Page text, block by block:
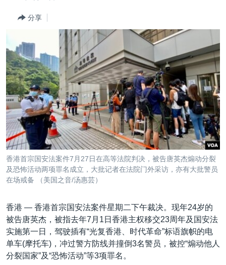
跳
转
到
检
索
最新国际新闻
印太
中东
欧洲
非洲
美洲
全球议题
分类新闻
经济·金融·贸易
人权·法律·宗教
科教·文娱·体健
军事
劳工
环境
美中关系
热点专题
白宫要闻
国会报道
美中关系
美国建国250周年
埃博拉疫情
美国之音专访
重要讲话与声明
台海两岸关系
南中国海争端
关注西藏
关注新疆
VOA视频
VOA今日焦点
中文广播
关注我们
其他语言网站
分享
香港首宗国安法案件7月27日在高等法院判决，被告唐英杰煽动分裂
及恐怖活动两项罪名成立，大批记者在法院门外采访，亦有大批警员
在场戒备 （美国之音/汤惠芸）
香港 — 香港首宗国安法案件星期二下午裁决。现年24岁的
被告唐英杰，被指去年7月1日香港主权移交23周年及国安法
实施第一日，驾驶插有“光复香港、时代革命”标语旗帜的电
单车(摩托车)，冲过警方防线并撞倒3名警员，被控“煽动他人
分裂国家”及“恐怖活动”等3项罪名。